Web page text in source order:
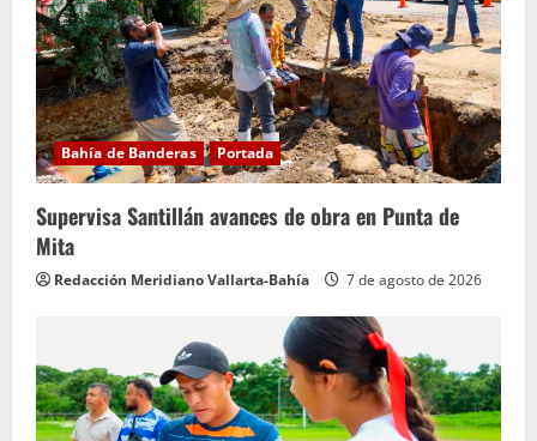
Bahía de Banderas Portada
Supervisa Santillán avances de obra en Punta de
Mita
Redacción Meridiano Vallarta-Bahía 7 de agosto de 2026